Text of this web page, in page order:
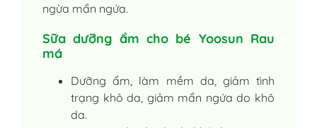
ngừa mẩn ngứa.
Sữa dưỡng ẩm cho bé Yoosun Rau
má
Dưỡng ẩm, làm mềm da, giảm tình
trạng khô da, giảm mẩn ngứa do khô
da.